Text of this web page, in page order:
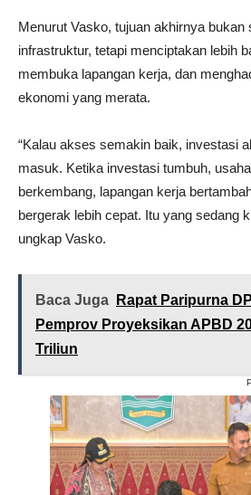
Menurut Vasko, tujuan akhirnya
infrastruktur, tetapi menciptakan lebih
membuka lapangan kerja, dan
ekonomi yang merata.
“Kalau akses semakin baik, investasi
masuk. Ketika investasi tumbuh,
berkembang, lapangan kerja
bergerak lebih cepat. Itu yang sedang
ungkap Vasko.
Baca Juga
Rapat Paripurna
Pemprov Proyeksikan APBD
Triliun